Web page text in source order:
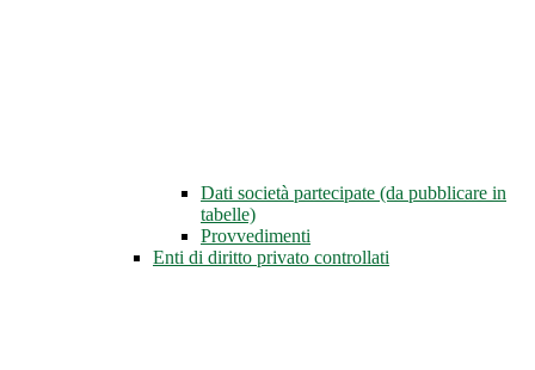
Dati società partecipate (da pubblicare in
tabelle)
Provvedimenti
Enti di diritto privato controllati